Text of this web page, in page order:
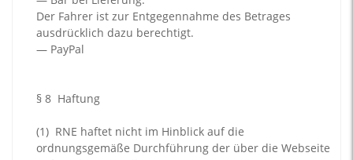
Der Fahrer ist zur Entgegennahme des Betrages
ausdrücklich dazu berechtigt.
— PayPal
§ 8 Haftung
(1) RNE haftet nicht im Hinblick auf die
ordnungsgemäße Durchführung der über die Webseite